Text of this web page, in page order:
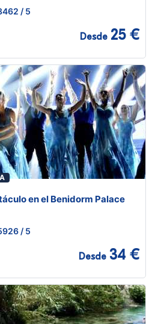
/ 5
Desde 25 €
en el Benidorm Palace
/ 5
Desde 34 €